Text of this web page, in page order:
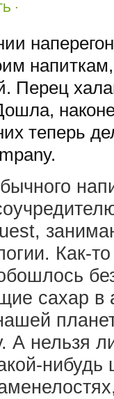
⋅
Перец
теперь
Как-
сахар в
А нельзя